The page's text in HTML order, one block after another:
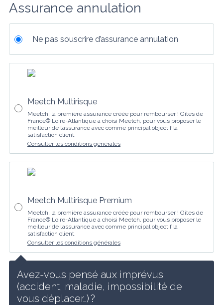
Assurance annulation
Ne pas souscrire d’assurance annulation
Meetch Multirisque
Meetch, la première assurance créée pour rembourser ! Gîtes de
France® Loire-Atlantique a choisi Meetch, pour vous proposer le
meilleur de l’assurance avec comme principal objectif la
satisfaction client.
Consulter les conditions générales
Meetch Multirisque Premium
Meetch, la première assurance créée pour rembourser ! Gîtes de
France® Loire-Atlantique a choisi Meetch, pour vous proposer le
meilleur de l’assurance avec comme principal objectif la
satisfaction client.
Consulter les conditions générales
Avez-vous pensé aux imprévus
(accident, maladie, impossibilité de
vous déplacer…) ?